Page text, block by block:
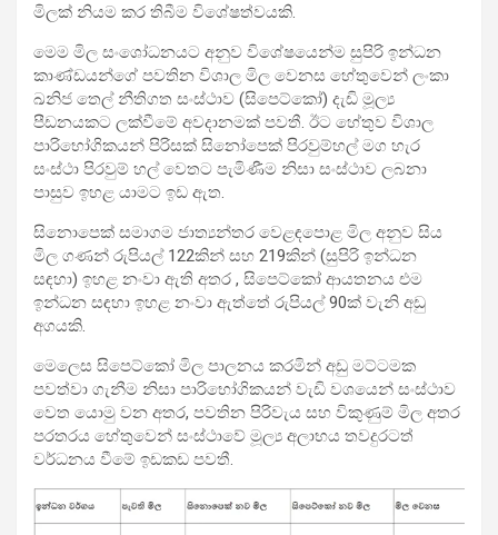
මිලක් නියම කර තිබීම විශේෂත්වයකි.
මෙම මිල සංශෝධනයට අනුව විශේෂයෙන්ම සුපිරි ඉන්ධන
කාණ්ඩයන්ගේ පවතින විශාල මිල වෙනස හේතුවෙන් ලංකා
ඛනිජ තෙල් නීතිගත සංස්ථාව (සිපෙට්කෝ) දැඩි මූල්‍ය
පීඩනයකට ලක්වීමේ අවදානමක් පවතී. ඊට හේතුව විශාල
පාරිභෝගිකයන් පිරිසක් සිනෝපෙක් පිරවුම්හල් මග හැර
සංස්ථා පිරවුම් හල් වෙතට පැමිණීම නිසා සංස්ථාව ලබනා
පාසුව ඉහළ යාමට ඉඩ ඇත.
සිනොපෙක් සමාගම ජාත්‍යන්තර වෙළඳපොළ මිල අනුව සිය
මිල ගණන් රුපියල් 122කින් සහ 219කින් (සුපිරි ඉන්ධන
සඳහා) ඉහළ නංවා ඇති අතර , සිපෙට්කෝ ආයතනය එම
ඉන්ධන සඳහා ඉහළ නංවා ඇත්තේ රුපියල් 90ක් වැනි අඩු
අගයකි.
මෙලෙස සිපෙට්කෝ මිල පාලනය කරමින් අඩු මට්ටමක
පවත්වා ගැනීම නිසා පාරිභෝගිකයන් වැඩි වශයෙන් සංස්ථාව
වෙත යොමු වන අතර, පවතින පිරිවැය සහ විකුණුම් මිල අතර
පරතරය හේතුවෙන් සංස්ථාවේ මූල්‍ය අලාභය තවදුරටත්
වර්ධනය වීමේ ඉඩකඩ පවතී.